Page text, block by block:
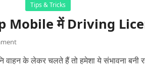
Tips & Tricks
Mobile में Driving
वाहन के लेकर चलते हैं तो हमेशा ये संभावना बनी